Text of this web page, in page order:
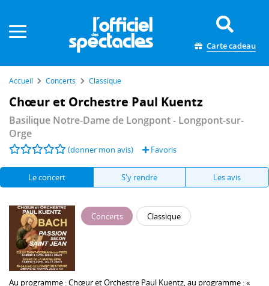
Carte cadeau
Accueil Concerts Classique
Chœur et Orchestre Paul Kuentz
Basilique Notre-Dame de Longpont- Longpont-sur-
Orge
(donner mon avis) Favoris
Le concert S'y rendre Les avis
Concerts Classique
Au programme :Chœur etOrchestre Paul Kuentz, au programme : «